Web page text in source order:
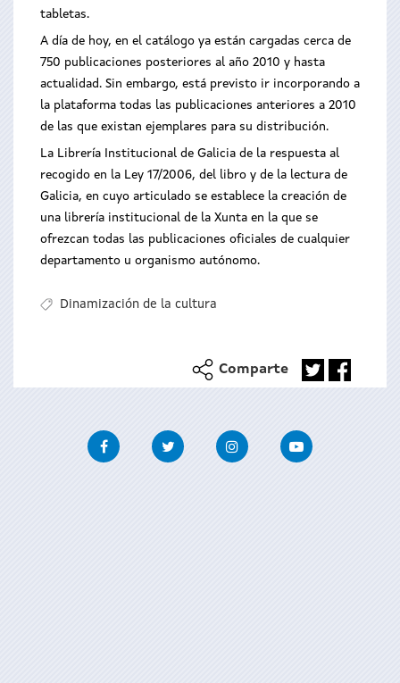
tabletas.
A día de hoy, en el catálogo ya están cargadas cerca de
750 publicaciones posteriores al año 2010 y hasta
actualidad. Sin embargo, está previsto ir incorporando a
la plataforma todas las publicaciones anteriores a 2010
de las que existan ejemplares para su distribución.
La Librería Institucional de Galicia de la respuesta al
recogido en la Ley 17/2006, del libro y de la lectura de
Galicia, en cuyo articulado se establece la creación de
una librería institucional de la Xunta en la que se
ofrezcan todas las publicaciones oficiales de cualquier
departamento u organismo autónomo.
Dinamización de la cultura
Comparte
FacebookTwitter InstagramYoutube